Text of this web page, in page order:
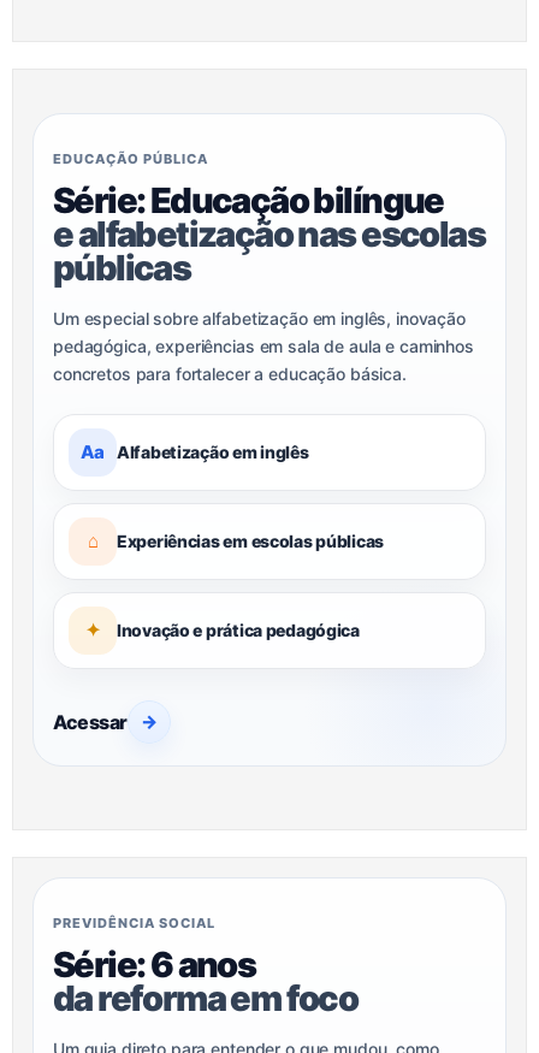
EDUCAÇÃO PÚBLICA
Série: Educação bilíngue
e alfabetização nas escolas
públicas
Um especial sobre alfabetização em inglês, inovação
pedagógica, experiências em sala de aula e caminhos
concretos para fortalecer a educação básica.
Aa Alfabetização em inglês
⌂ Experiências em escolas públicas
✦ Inovação e prática pedagógica
Acessar →
PREVIDÊNCIA SOCIAL
Série: 6 anos
da reforma em foco
Um guia direto para entender o que mudou, como